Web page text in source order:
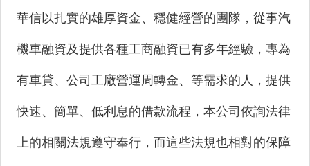
華信以扎實的雄厚資金、穩健經營的團隊，從事汽
機車融資及提供各種工商融資已有多年經驗，專為
有車貸、公司工廠營運周轉金、等需求的人，提供
快速、簡單、低利息的借款流程，本公司依詢法律
上的相關法規遵守奉行，而這些法規也相對的保障